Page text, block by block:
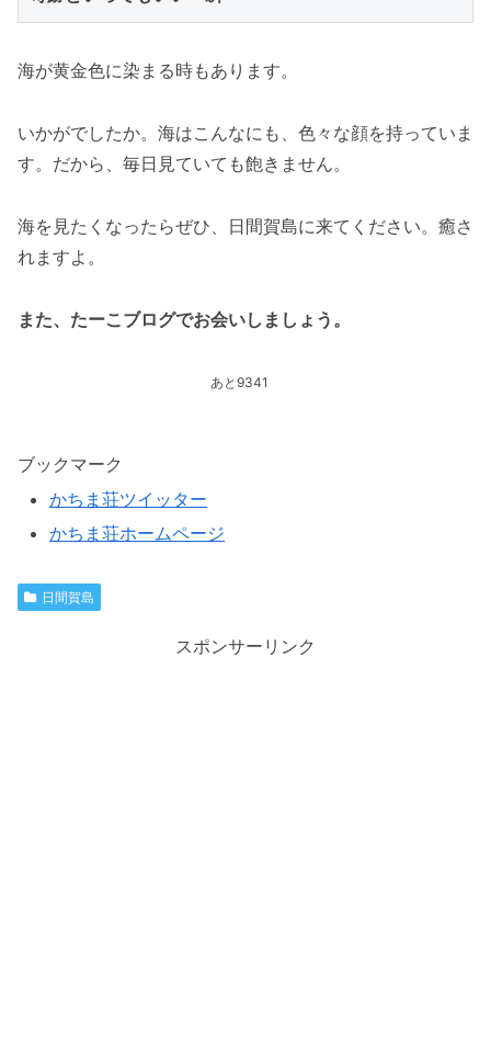
海が黄金色に染まる時もあります。
いかがでしたか。海はこんなにも、色々な顔を持っていま
す。だから、毎日見ていても飽きません。
海を見たくなったらぜひ、日間賀島に来てください。癒さ
れますよ。
また、たーこブログでお会いしましょう。
あと 9341
ブックマーク
かちま荘ツイッター
かちま荘ホームページ
日間賀島
スポンサーリンク